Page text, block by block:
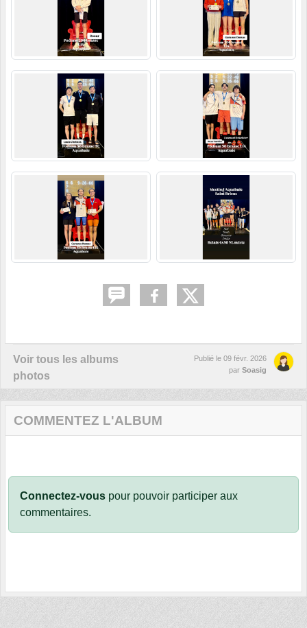
Voir tous les albums
photos
Publié le 09 févr. 2026
par Soasig
COMMENTEZ L'ALBUM
Connectez-vous pour pouvoir participer aux
commentaires.